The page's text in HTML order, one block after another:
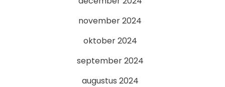
november 2024
oktober 2024
september 2024
augustus 2024